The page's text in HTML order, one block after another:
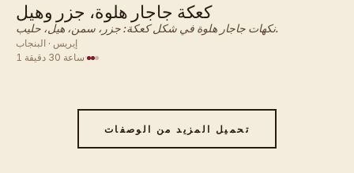
هندي · كعكة
كعكة جاجار هلوة، جزر وهيل
نكهات جاجار هلوة في شكل كعكة: جزر، سمن، هيل، حليب.
إيريس · البنجاب
1 ساعة 30 دقيقة·
تحميل المزيد من الوصفات